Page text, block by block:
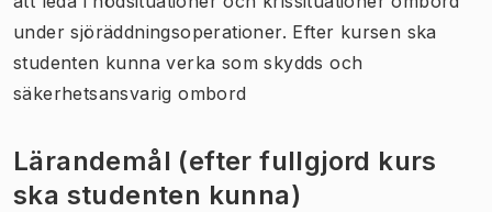
under sjöräddningsoperationer. Efter kursen ska
studenten kunna verka som skydds och
säkerhetsansvarig ombord
Lärandemål (efter fullgjord kurs
ska studenten kunna)